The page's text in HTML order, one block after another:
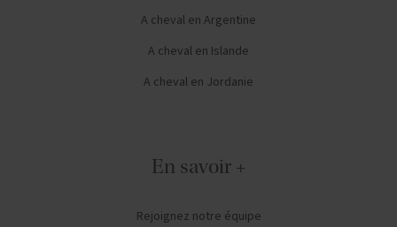
A cheval en Argentine
A cheval en Islande
A cheval en Jordanie
En savoir +
Rejoignez notre équipe